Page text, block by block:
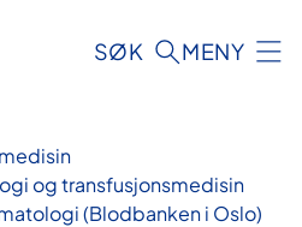
SØK MENY
og transfusjonsmedisin
(Blodbanken i Oslo)